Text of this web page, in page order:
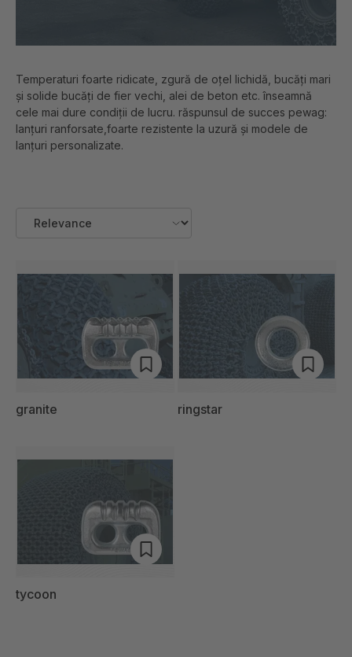
Temperaturi foarte ridicate, zgură de oțel lichidă, bucăți mari
și solide bucăți de fier vechi, alei de beton etc. înseamnă
cele mai dure condiții de lucru. răspunsul de succes pewag:
lanțuri ranforsate,foarte rezistente la uzură și modele de
lanțuri personalizate.
granite ringstar
tycoon